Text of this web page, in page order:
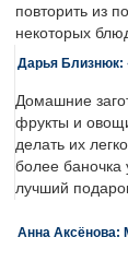
повторить из
некоторых
Дарья Близнюк:
Домашние
фрукты и
делать их
более
лучший
Анна Аксёнова: